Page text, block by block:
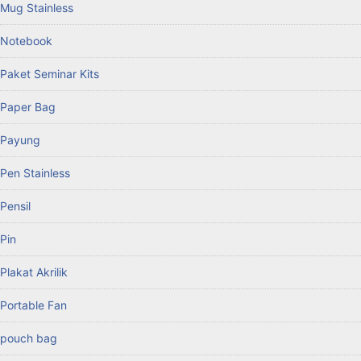
Mug Stainless
Notebook
Paket Seminar Kits
Paper Bag
Payung
Pen Stainless
Pensil
Pin
Plakat Akrilik
Portable Fan
pouch bag